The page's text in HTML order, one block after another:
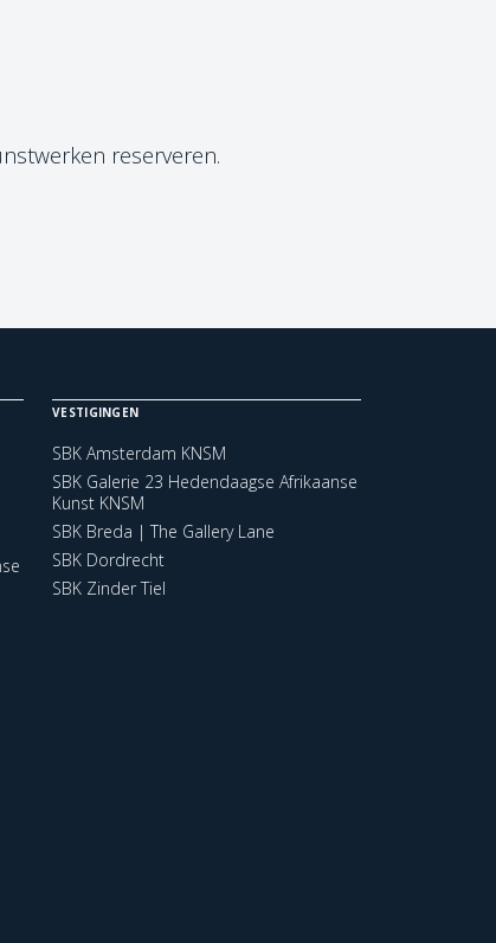
reserveren.
VESTIGINGEN
SBK Amsterdam KNSM
SBK Galerie 23 Hedendaagse Afrikaanse
Kunst KNSM
SBK Breda | The Gallery Lane
SBK Dordrecht
SBK Zinder Tiel